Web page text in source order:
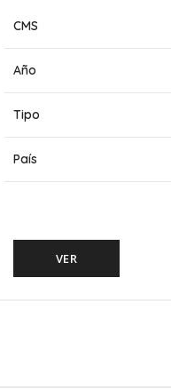
CMS
Año
Tipo
País
VER